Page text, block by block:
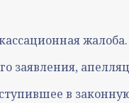
жалоба.
заявления,
в